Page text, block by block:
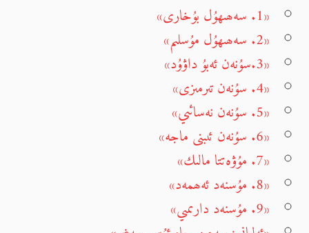
«1. سەھىھۇل بۇخارى»
«2. سەھىھۇل مۇسلىم»
«3.سۇنەن ئەبۇ داۋۇد»
«4. سۇنەن تىرمىزى»
«5. سۇنەن نەسائىي»
«6. سۇنەن ئىبنى ماجە»
«7. مۇۋەتتا مالىك»
«8. مۇسنەد ئەھمەد»
«9. مۇسنەد دارىمىي»